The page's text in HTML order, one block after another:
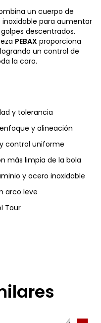
un cuerpo de
para aumentar
descentrados.
PEBAX proporciona
un control de
la cara.
y tolerancia
y alineación
control uniforme
más limpia de la bola
y acero inoxidable
arco leve
Tour